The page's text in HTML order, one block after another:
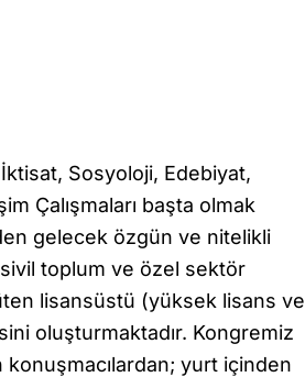
Sosyoloji, Edebiyat,
Çalışmaları başta olmak
gelecek özgün ve nitelikli
sivil toplum ve özel sektör
lisansüstü (yüksek lisans ve
oluşturmaktadır. Kongremiz
konuşmacılardan; yurt içinden